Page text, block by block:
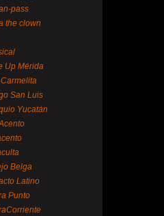
pass
the clown
Up Mérida
San Luis
Yucatán
Belga
Latino
Punto